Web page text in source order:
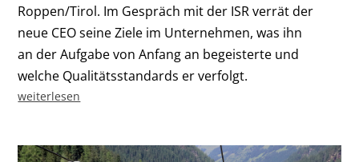
Roppen/Tirol. Im Gespräch mit der ISR verrät der
neue CEO seine Ziele im Unternehmen, was ihn
an der Aufgabe von Anfang an begeisterte und
welche Qualitätsstandards er verfolgt.
weiterlesen